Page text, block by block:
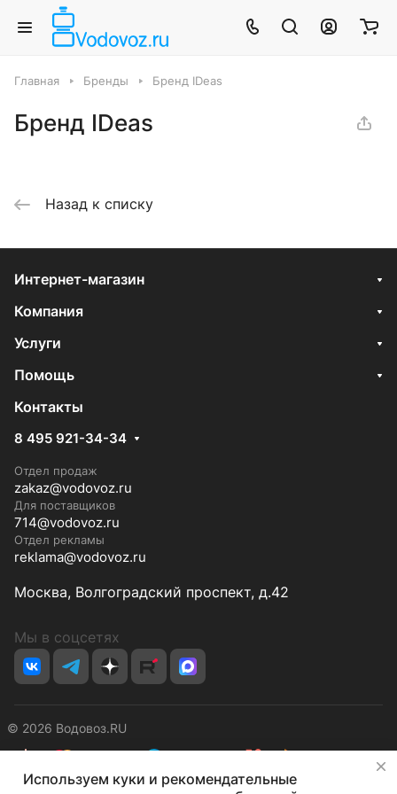
Главная Бренды Бренд IDeas
Бренд IDeas
Назад к списку
Интернет-магазин
Компания
Услуги
Помощь
Контакты
8 495 921-34-34
Отдел продаж
zakaz@vodovoz.ru
Для поставщиков
714@vodovoz.ru
Отдел рекламы
reklama@vodovoz.ru
Москва, Волгоградский проспект, д.42
Мы в соцсетях
© 2026 Водовоз.RU
КонфиденциальностьОферта
Используем куки и рекомендательные